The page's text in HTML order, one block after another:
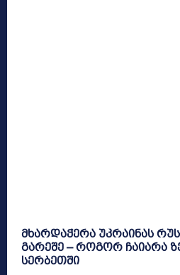
მხარდაჭერა უკრაინას
გარეშე – როგორ ჩაიარა
სერბეთში